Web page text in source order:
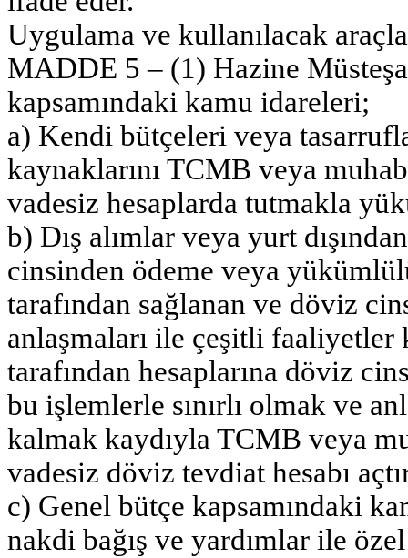
Uygulama ve kullanılacak
MADDE 5 – (1) Hazine
kapsamındaki kamu idareleri;
a) Kendi bütçeleri veya
kaynaklarını TCMB veya
vadesiz hesaplarda tutmakla
b) Dış alımlar veya yurt
cinsinden ödeme veya
tarafından sağlanan ve döviz
anlaşmaları ile çeşitli faaliyetler
tarafından hesaplarına döviz
bu işlemlerle sınırlı olmak ve
kalmak kaydıyla TCMB veya
vadesiz döviz tevdiat hesabı
c) Genel bütçe kapsamındaki
nakdi bağış ve yardımlar ile